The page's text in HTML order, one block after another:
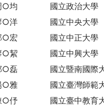
○均
國立政治大學
○洋
國立中央大學
○宏
國立中正大學
○絜
國立中興大學
○磊
國立暨南國際
○雅
國立臺灣師範
○伃
國立臺中教育